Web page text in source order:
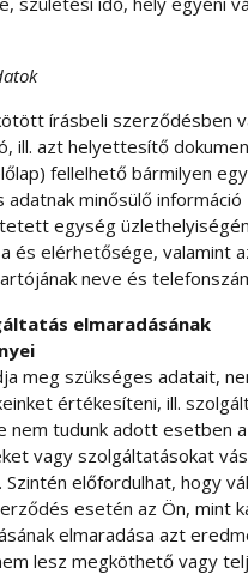
írásbeli szerződésben
ill. azt helyettesítő
fellelhető bármilyen
adatnak minősülő információ
egység
és elérhetősége, valamint
neve és
elmaradásának
meg szükséges adatait,
értékesíteni, ill.
nem tudunk adott esetben
vagy szolgáltatásokat
Szintén előfordulhat, hogy
esetén az Ön, mint
elmaradása azt
lesz megköthető vagy